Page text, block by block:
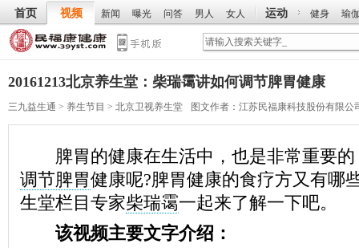
首页 视频 新闻 曝光 问答 男人 女人 运动 健身 瑜
20161213北京养生堂：柴瑞霭讲如何调节脾胃健康
三九益生通 > 养生节目 > 北京卫视养生堂 图文作者： 江苏民福康科技股份有限公
脾胃的健康在生活中，也是非常重要的
调节脾胃健康呢?脾胃健康的食疗方又有哪
生堂栏目专家柴瑞霭一起来了解一下吧。
该视频主要文字介绍：